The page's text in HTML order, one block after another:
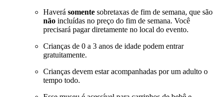
Haverá somente sobretaxas de fim de semana, que são
não incluídas no preço do fim de semana. Você
precisará pagar diretamente no local do evento.
Crianças de 0 a 3 anos de idade podem entrar
gratuitamente.
Crianças devem estar acompanhadas por um adulto o
tempo todo.